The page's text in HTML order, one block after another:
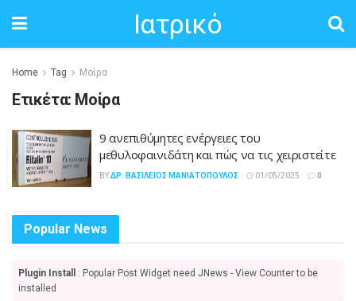
Ιατρικό
Home Tag Μοίρα
Ετικέτα: Μοίρα
9 ανεπιθύμητες ενέργειες του
μεθυλοφαινιδάτη και πώς να τις χειριστείτε
BYΔΡ. ΒΑΣΊΛΕΙΟΣ ΜΑΝΙΑΤΌΠΟΥΛΟΣ 01/05/2025 0
Popular News
Plugin Install
: Popular Post Widget need JNews - View Counter to be
installed